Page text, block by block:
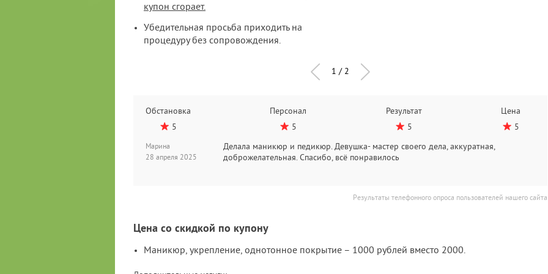
купон сгорает.
Убедительная просьба приходить на
процедуру без сопровождения.
1 / 2
Обстановка
5
Персонал
5
Результат
5
Цена
5
Марина
28 апреля 2025
Делала маникюр и педикюр. Девушка- мастер своего дела, аккуратная,
доброжелательная. Спасибо, всё понравилось
Результаты телефонного опроса пользователей нашего сайта
Цена со скидкой по купону
Маникюр, укрепление, однотонное покрытие – 1000 рублей вместо 2000.